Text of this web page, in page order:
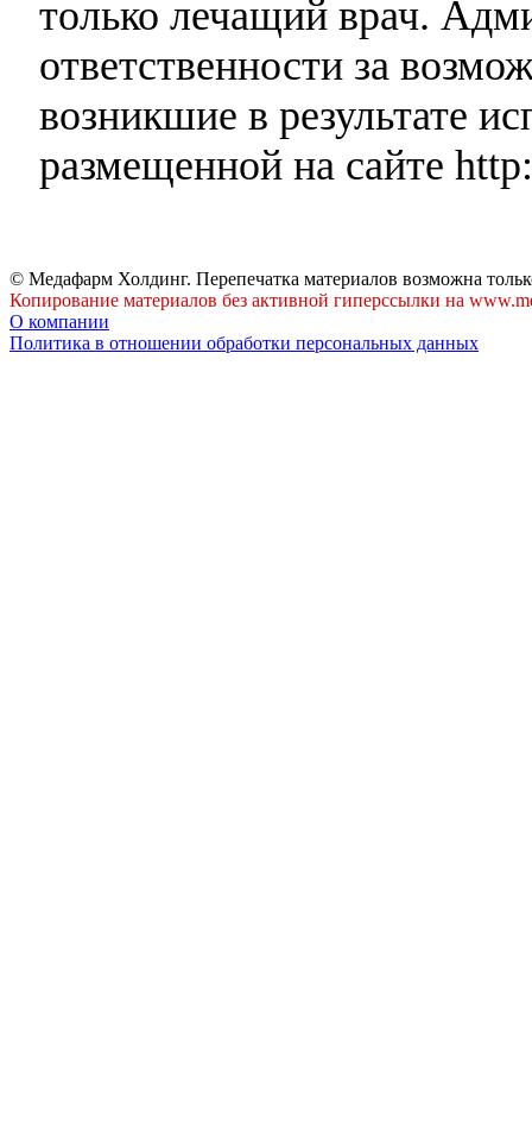
только лечащий врач.
ответственности за
возникшие в результате
размещенной на сайте
© Медафарм Холдинг. Перепечатка материалов возможна
Копирование материалов без активной гиперссылки на
О компании
Политика в отношении обработки персональных данных